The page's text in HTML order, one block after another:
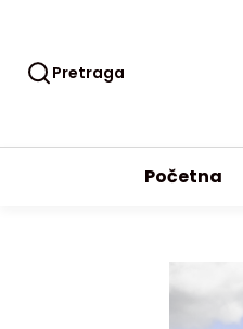
Pretraga
Početna